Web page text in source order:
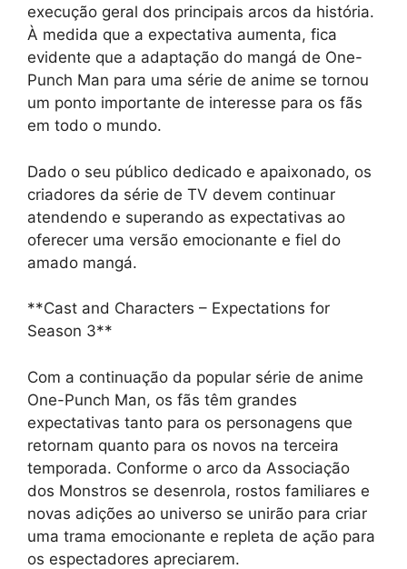
execução geral dos principais arcos da história.
À medida que a expectativa aumenta, fica
evidente que a adaptação do mangá de One-
Punch Man para uma série de anime se tornou
um ponto importante de interesse para os fãs
em todo o mundo.
Dado o seu público dedicado e apaixonado, os
criadores da série de TV devem continuar
atendendo e superando as expectativas ao
oferecer uma versão emocionante e fiel do
amado mangá.
**Cast and Characters – Expectations for
Season 3**
Com a continuação da popular série de anime
One-Punch Man, os fãs têm grandes
expectativas tanto para os personagens que
retornam quanto para os novos na terceira
temporada. Conforme o arco da Associação
dos Monstros se desenrola, rostos familiares e
novas adições ao universo se unirão para criar
uma trama emocionante e repleta de ação para
os espectadores apreciarem.